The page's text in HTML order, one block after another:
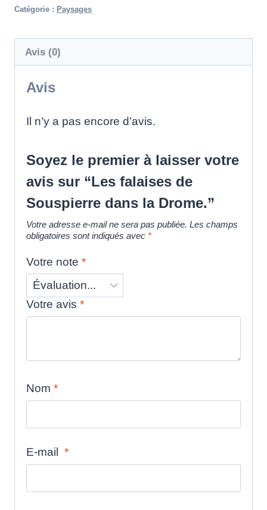
Catégorie : Paysages
Avis (0)
Avis
Il n’y a pas encore d’avis.
Soyez le premier à laisser votre
avis sur “Les falaises de
Souspierre dans la Drome.”
Votre adresse e-mail ne sera pas publiée. Les champs
obligatoires sont indiqués avec *
Votre note *
Votre avis *
Nom *
E-mail *